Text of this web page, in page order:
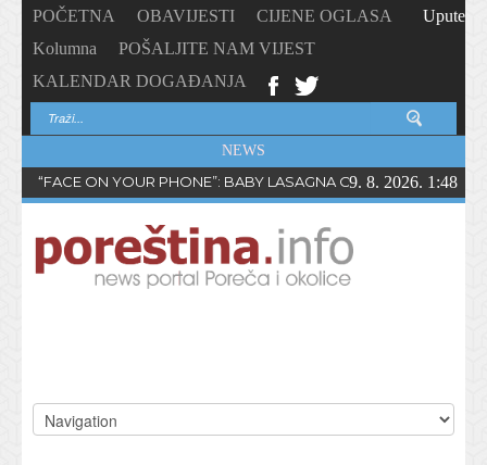
POČETNA OBAVIJESTI
CIJENE OGLASA
Kolumna
POŠALJITE NAM VIJEST
KALENDAR DOGAĐANJA
Upute
NEWS
“FACE ON YOUR PHONE”: BABY LASAGNA OBJAVIO NOVI
9. 8. 2026. 1:48